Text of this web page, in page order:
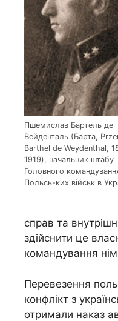
Пшемислав Бартель де
Вейденталь (Барта,
Barthel de Weydenthal,
1919), начальник штабу
Головного
Польсь-ких військ в
справ та
здійснити це
командування
Перевезення
конфлікт з
отримали наказ